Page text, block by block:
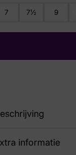
7 7½ 9
89 71500-80744 Ken
informatie